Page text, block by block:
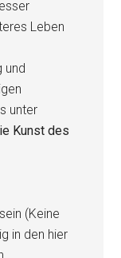
Leben
und
unter
Kunst des
(Keine
in den hier